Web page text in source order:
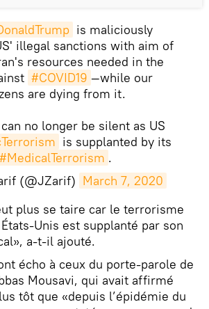
is maliciously
illegal sanctions with aim of
resources needed in the
#COVID19 —while our
are dying from it.
no longer be silent as US
is supplanted by its
#MedicalTerrorism .
(@JZarif) March 7, 2020
plus se taire car le terrorisme
Unis est supplanté par son
a-t-il ajouté.
écho à ceux du porte-parole de
Mousavi, qui avait affirmé
tôt que «depuis l’épidémie du